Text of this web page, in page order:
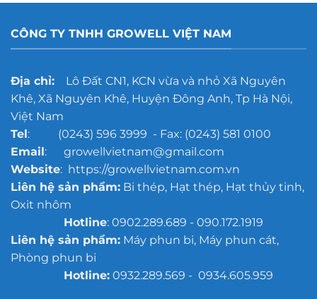
CÔNG TY TNHH GROWELL VIỆT NAM
Địa chỉ:Lô Đất CN1, KCN vừa và nhỏ Xã Nguyên
Khê, Xã Nguyên Khê, Huyện Đông Anh, Tp Hà Nội,
Việt Nam
Tel: (0243) 596 3999 - Fax: (0243) 581 0100
Email: growellvietnam@gmail.com
Website: https://growellvietnam.com.vn
Liên hệ sản phẩm:Bi thép, Hạt thép, Hạt thủy tinh,
Oxit nhôm
Hotline: 0902.289.689 - 090.172.1919
Liên hệ sản phẩm:Máy phun bi, Máy phun cát,
Phòng phun bi
Hotline:0932.289.569 - 0934.605.959